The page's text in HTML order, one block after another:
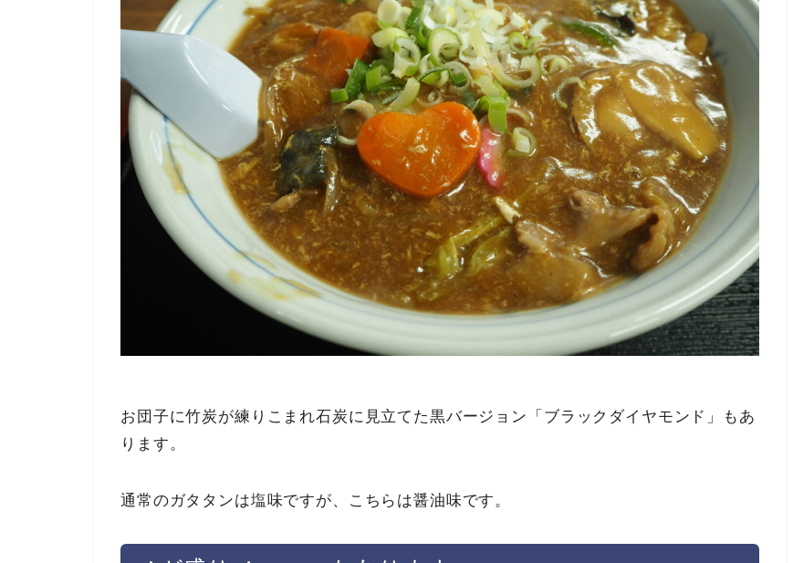
お団子に竹炭が練りこまれ石炭に見立てた黒バージョン「ブラックダイヤモンド」もあ
ります。
通常のガタタンは塩味ですが、こちらは醤油味です。